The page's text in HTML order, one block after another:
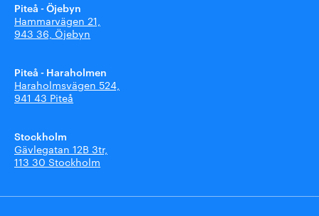
Piteå - Öjebyn
Hammarvägen 21,
943 36, Öjebyn
Piteå - Haraholmen
Haraholmsvägen 524,
941 43 Piteå
Stockholm
Gävlegatan 12B 3tr,
113 30 Stockholm